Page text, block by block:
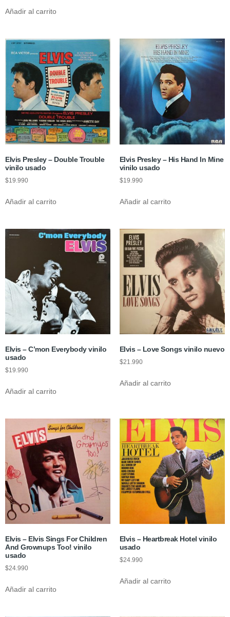
Añadir al carrito
Elvis Presley – Double Trouble
vinilo usado
$19.990
Añadir al carrito
Elvis Presley – His Hand In Mine
vinilo usado
$19.990
Añadir al carrito
Elvis – C’mon Everybody vinilo
usado
$19.990
Añadir al carrito
Elvis – Love Songs vinilo nuevo
$21.990
Añadir al carrito
Elvis – Elvis Sings For Children
And Grownups Too! vinilo
usado
$24.990
Añadir al carrito
Elvis – Heartbreak Hotel vinilo
usado
$24.990
Añadir al carrito